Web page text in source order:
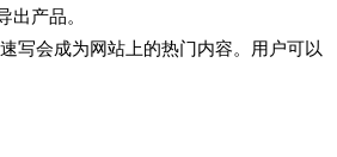
产品。
写会成为网站上的热门内容。用户可以